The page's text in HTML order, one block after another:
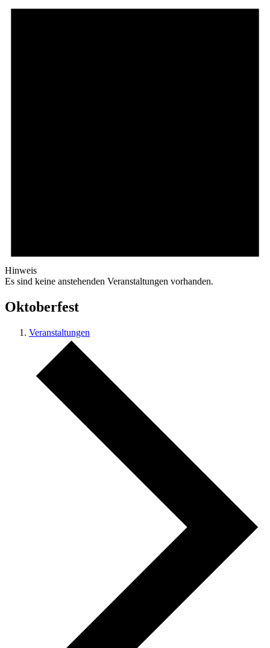
Hinweis
Es sind keine anstehenden Veranstaltungen vorhanden.
Oktoberfest
Veranstaltungen